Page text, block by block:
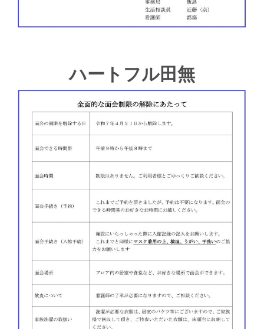
ハートフル田無